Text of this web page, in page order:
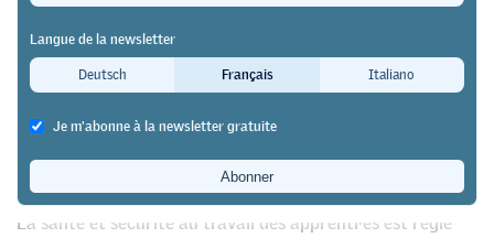
Santé des apprenti·es: entre
protection et risques
Nadia Lamamra,Barbara Duc,Mathilde Romanens&Gilles
La santé et sécurité au travail des apprenti·es est régie
Langue de la newsletter
Deutsch
Français Italiano
Je m'abonne à la newsletter gratuite